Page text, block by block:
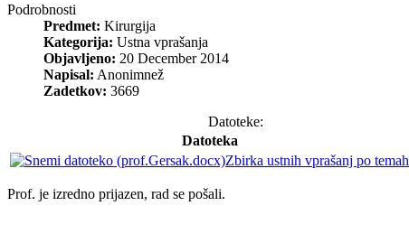
Podrobnosti
Predmet: Kirurgija
Kategorija: Ustna vprašanja
Objavljeno: 20 December 2014
Napisal: Anonimnež
Zadetkov: 3669
Datoteke:
Datoteka
Zbirka ustnih vprašanj po temah
Prof. je izredno prijazen, rad se pošali.